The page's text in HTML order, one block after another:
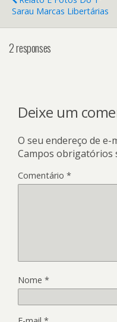
Sarau Marcas Libertárias
2 responses
Deixe um
O seu endereço de e-
Campos obrigatórios
Comentário *
Nome *